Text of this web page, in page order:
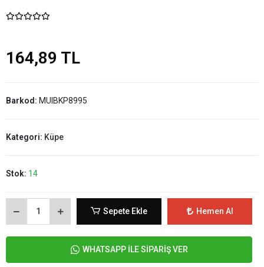
164,89 TL
Barkod: MUIBKP8995
Kategori: Küpe
Stok: 14
Sepete Ekle Hemen Al
WHATSAPP İLE SİPARİŞ VER